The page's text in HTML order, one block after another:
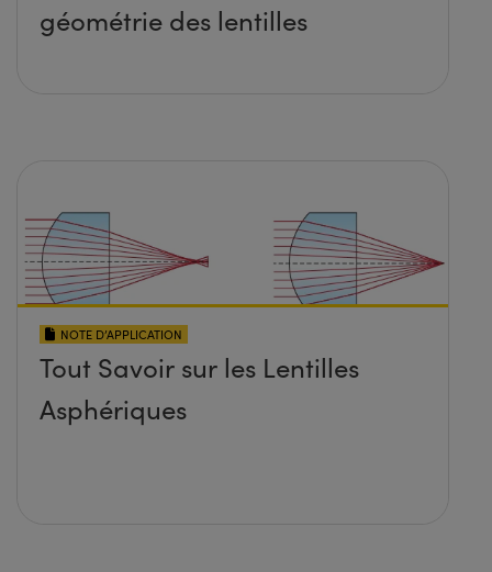
géométrie des lentilles
NOTE D’APPLICATION
Tout Savoir sur les Lentilles
Asphériques